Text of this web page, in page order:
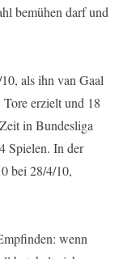
bemühen darf und
als ihn van Gaal
erzielt und 18
in Bundesliga
Spielen. In der
bei 28/4/10,
wenn